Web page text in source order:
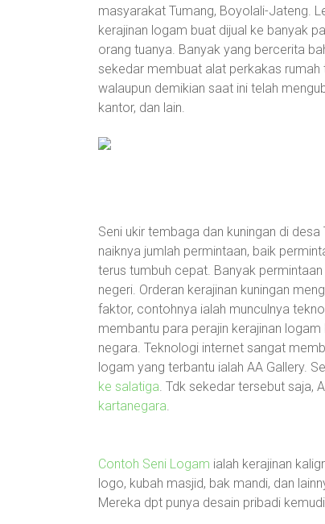
masyarakat Tumang, Boyolali-Jateng.
kerajinan logam buat dijual ke banyak
orang tuanya. Banyak yang bercerita
sekedar membuat alat perkakas rumah
walaupun demikian saat ini telah
kantor, dan lain.
Seni ukir tembaga dan kuningan di
naiknya jumlah permintaan, baik
terus tumbuh cepat. Banyak
negeri. Orderan kerajinan kuningan
faktor, contohnya ialah munculnya
membantu para perajin kerajinan
negara. Teknologi internet sangat
logam yang terbantu ialah AA Gallery.
ke salatiga. Tdk sekedar tersebut saja,
kartanegara.
Contoh Seni Logam ialah kerajinan
logo, kubah masjid, bak mandi, dan
Mereka dpt punya desain pribadi